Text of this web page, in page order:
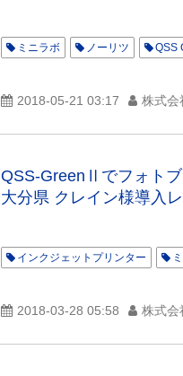
ミニラボ ノーリツ QSS
2018-05-21 03:17 株式会
QSS-GreenⅡでフォトブ
大分県 クレイン様導入
インクジェットプリンター
2018-03-28 05:58 株式会